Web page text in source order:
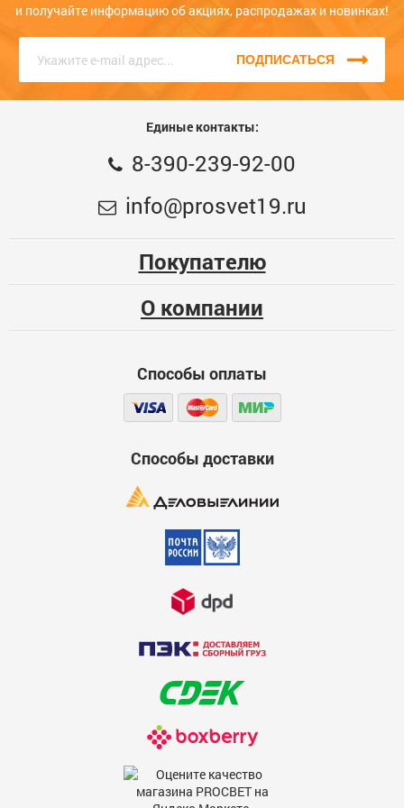
на сайте или по телефону. Звоните нам прямо сейчас, единый
радостью помогут Вам!
и получайте информацию об акциях, распродажах и новинках!
ПОДПИСАТЬСЯ
Единые контакты:
8-390-239-92-00
info@prosvet19.ru
Покупателю
О компании
Способы оплаты
Способы доставки